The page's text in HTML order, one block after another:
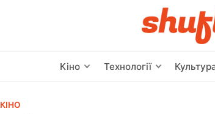
Кіно Технології
КІНО